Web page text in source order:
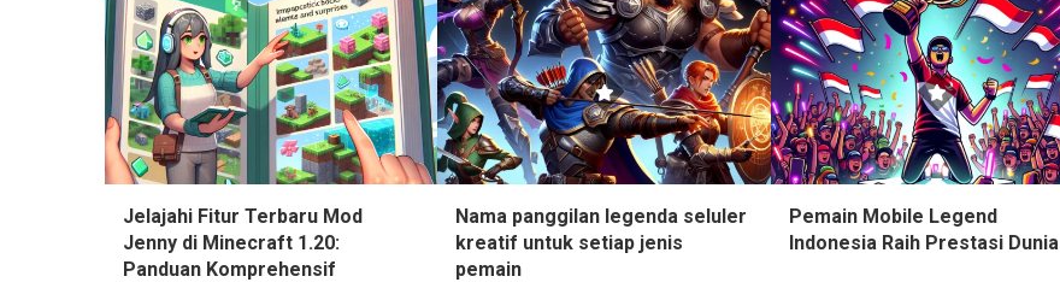
Jelajahi Fitur Terbaru Mod
Jenny di Minecraft 1.20:
Panduan Komprehensif
Nama panggilan legenda seluler
kreatif untuk setiap jenis
pemain
Pemain Mobile Legend
Indonesia Raih Prestasi Dunia